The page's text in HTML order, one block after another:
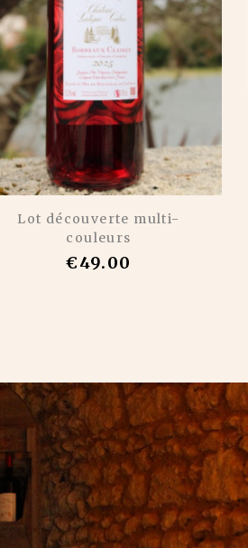
Lot découverte multi-
couleurs
€49.00